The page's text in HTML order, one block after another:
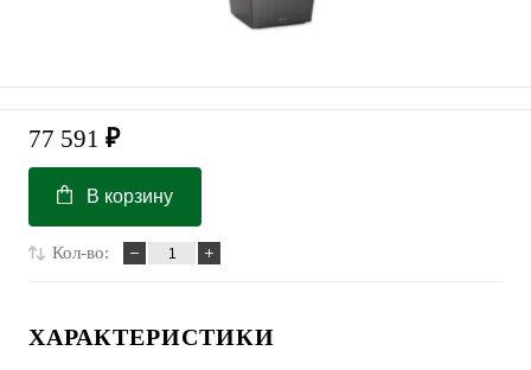
77 591 ₽
В корзину
Кол-во:
ХАРАКТЕРИСТИКИ